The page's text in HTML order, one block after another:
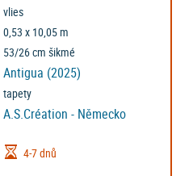
vlies
0,53 x 10,05 m
53/26 cm šikmé
Antigua (2025)
tapety
A.S.Création - Německo
4-7 dnů